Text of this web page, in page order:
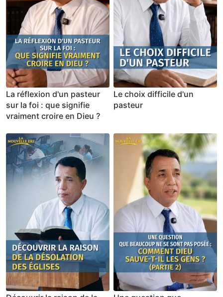
La réflexion d'un pasteur
sur la foi : que signifie
vraiment croire en Dieu ?
Le choix difficile d'un
pasteur